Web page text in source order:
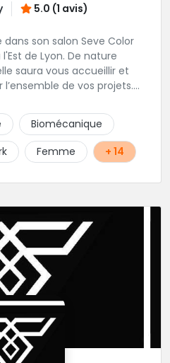
5.0 (1 avis)
son salon Seve Color
De nature
saura vous accueillir et
de vos projets.
motifs floraux au
Biomécanique
Femme + 14